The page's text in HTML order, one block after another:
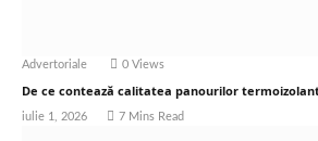
Advertoriale 0 Views
De ce contează calitatea panourilor
iulie 1, 2026 7 Mins Read